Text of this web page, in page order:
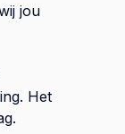
jou
Het